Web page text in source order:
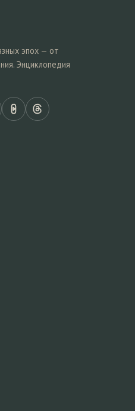
эпох — от
Энциклопедия